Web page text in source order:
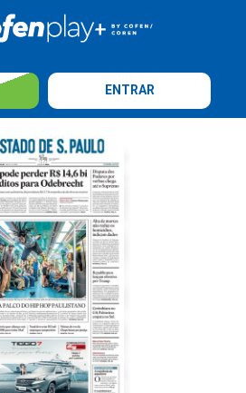
ENTRAR